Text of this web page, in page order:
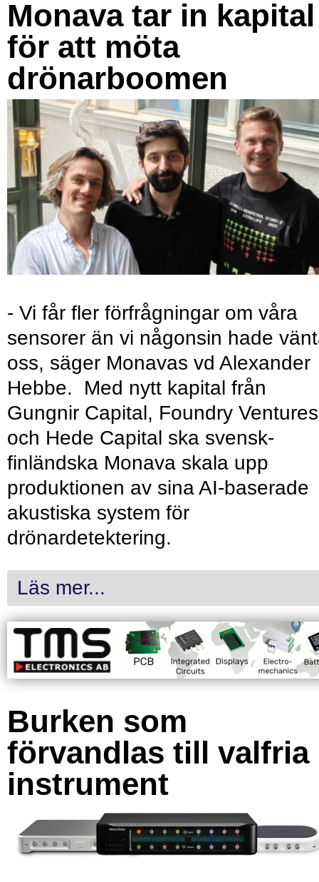
Monava tar in kapital
för att möta
drönarboomen
- Vi får fler förfrågningar om våra
sensorer än vi någonsin hade
oss, säger Monavas vd Alexander
Hebbe. Med nytt kapital från
Gungnir Capital, Foundry Ventures
och Hede Capital ska svensk-
finländska Monava skala upp
produktionen av sina AI-baserade
akustiska system för
drönardetektering.
Läs mer...
Burken som
förvandlas till valfria
instrument